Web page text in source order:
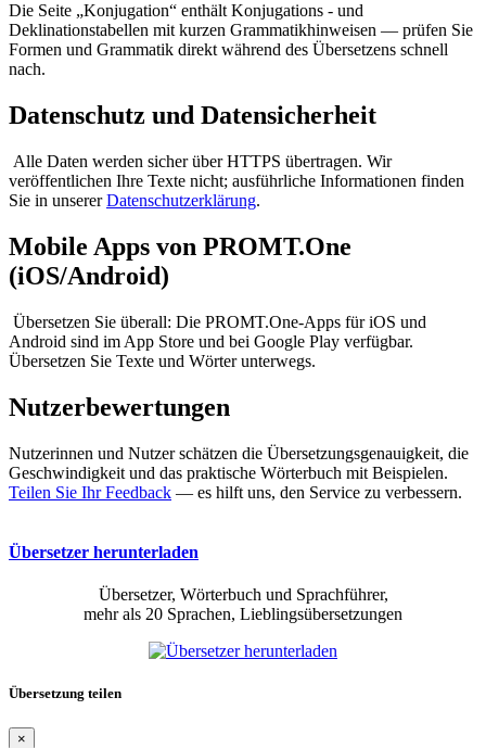
Die Seite „Konjugation“ enthält Konjugations - und
Deklinationstabellen mit kurzen Grammatikhinweisen — prüfen Sie
Formen und Grammatik direkt während des Übersetzens schnell
nach.
Datenschutz und Datensicherheit
Alle Daten werden sicher über HTTPS übertragen. Wir
veröffentlichen Ihre Texte nicht; ausführliche Informationen finden
Sie in unsererDatenschutzerklärung.
Mobile Apps von PROMT.One
(iOS/Android)
Übersetzen Sie überall: Die PROMT.One-Apps für iOS und
Android sind im App Store und bei Google Play verfügbar.
Übersetzen Sie Texte und Wörter unterwegs.
Nutzerbewertungen
Nutzerinnen und Nutzer schätzen die Übersetzungsgenauigkeit, die
Geschwindigkeit und das praktische Wörterbuch mit Beispielen.
Teilen Sie Ihr Feedback — es hilft uns, den Service zu verbessern.
Übersetzer herunterladen
Übersetzer, Wörterbuch und Sprachführer,
mehr als 20 Sprachen, Lieblingsübersetzungen
Übersetzung teilen
×